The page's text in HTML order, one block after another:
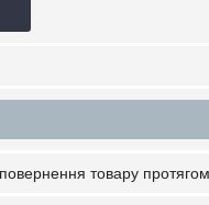
повернення товару